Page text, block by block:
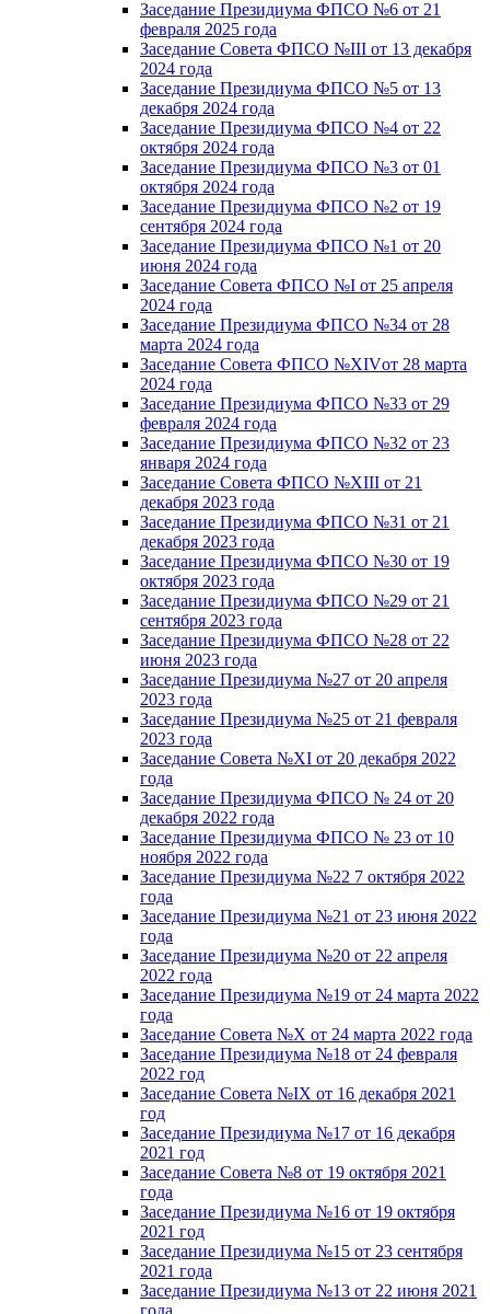
Заседание Президиума ФПСО №6 от 21
февраля 2025 года
Заседание Совета ФПСО №III от 13 декабря
2024 года
Заседание Президиума ФПСО №5 от 13
декабря 2024 года
Заседание Президиума ФПСО №4 от 22
октября 2024 года
Заседание Президиума ФПСО №3 от 01
октября 2024 года
Заседание Президиума ФПСО №2 от 19
сентября 2024 года
Заседание Президиума ФПСО №1 от 20
июня 2024 года
Заседание Совета ФПСО №I от 25 апреля
2024 года
Заседание Президиума ФПСО №34 от 28
марта 2024 года
Заседание Совета ФПСО №XIVот 28 марта
2024 года
Заседание Президиума ФПСО №33 от 29
февраля 2024 года
Заседание Президиума ФПСО №32 от 23
января 2024 года
Заседание Совета ФПСО №XIII от 21
декабря 2023 года
Заседание Президиума ФПСО №31 от 21
декабря 2023 года
Заседание Президиума ФПСО №30 от 19
октября 2023 года
Заседание Президиума ФПСО №29 от 21
сентября 2023 года
Заседание Президиума ФПСО №28 от 22
июня 2023 года
Заседание Президиума №27 от 20 апреля
2023 года
Заседание Президиума №25 от 21 февраля
2023 года
Заседание Совета №XI от 20 декабря 2022
года
Заседание Президиума ФПСО № 24 от 20
декабря 2022 года
Заседание Президиума ФПСО № 23 от 10
ноября 2022 года
Заседание Президиума №22 7 октября 2022
года
Заседание Президиума №21 от 23 июня 2022
года
Заседание Президиума №20 от 22 апреля
2022 года
Заседание Президиума №19 от 24 марта 2022
года
Заседание Совета №X от 24 марта 2022 года
Заседание Президиума №18 от 24 февраля
2022 год
Заседание Совета №IX от 16 декабря 2021
год
Заседание Президиума №17 от 16 декабря
2021 год
Заседание Совета №8 от 19 октября 2021
года
Заседание Президиума №16 от 19 октября
2021 год
Заседание Президиума №15 от 23 сентября
2021 года
Заседание Президиума №13 от 22 июня 2021
года